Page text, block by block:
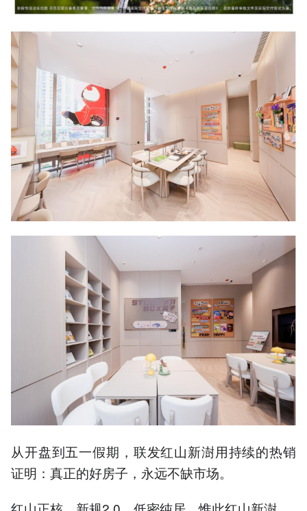
从开盘到五一假期，联发红山新澍用持续的热销
证明：真正的好房子，永远不缺市场。